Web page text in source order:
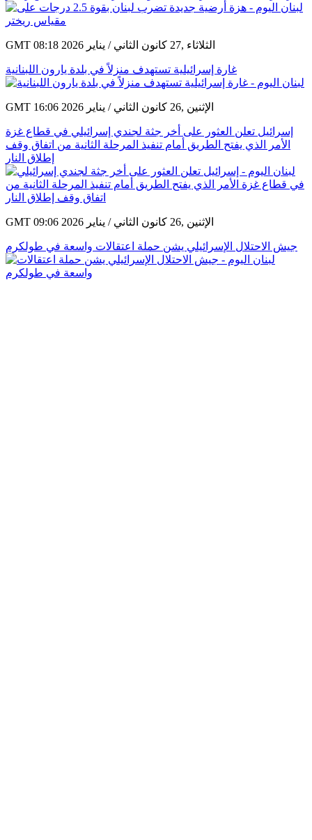
GMT 08:18 2026 الثلاثاء ,27 كانون الثاني / يناير
غارة إسرائيلية تستهدف منزلاً في بلدة يارون اللبنانية
GMT 16:06 2026 الإثنين ,26 كانون الثاني / يناير
إسرائيل تعلن العثور على أخر جثة لجندي إسرائيلي في قطاع غزة
الأمر الذي يفتح الطريق أمام تنفيذ المرحلة الثانية من اتفاق وقف
إطلاق النار
GMT 09:06 2026 الإثنين ,26 كانون الثاني / يناير
جيش الاحتلال الإسرائيلي يشن حملة اعتقالات واسعة في طولكرم